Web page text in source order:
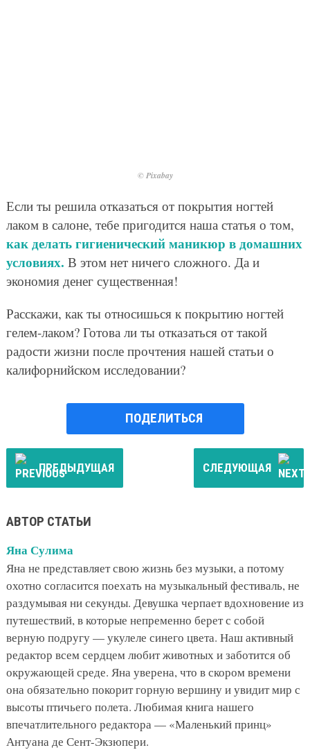
© Pixabay
Если ты решила отказаться от покрытия ногтей
лаком в салоне, тебе пригодится наша статья о том,
как делать гигиенический маникюр в домашних
условиях. В этом нет ничего сложного. Да и
экономия денег существенная!
Расскажи, как ты относишься к покрытию ногтей
гелем-лаком? Готова ли ты отказаться от такой
радости жизни после прочтения нашей статьи о
калифорнийском исследовании?
ПОДЕЛИТЬСЯ
ПРЕДЫДУЩАЯ СЛЕДУЮЩАЯ
АВТОР СТАТЬИ
Яна Сулима
Яна не представляет свою жизнь без музыки, а потому
охотно согласится поехать на музыкальный фестиваль, не
раздумывая ни секунды. Девушка черпает вдохновение из
путешествий, в которые непременно берет с собой
верную подругу — укулеле синего цвета. Наш активный
редактор всем сердцем любит животных и заботится об
окружающей среде. Яна уверена, что в скором времени
она обязательно покорит горную вершину и увидит мир с
высоты птичьего полета. Любимая книга нашего
впечатлительного редактора — «Маленький принц»
Антуана де Сент-Экзюпери.